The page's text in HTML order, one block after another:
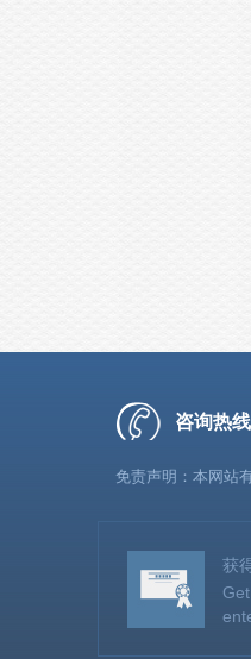
咨询热线
免责声明：本网站
获